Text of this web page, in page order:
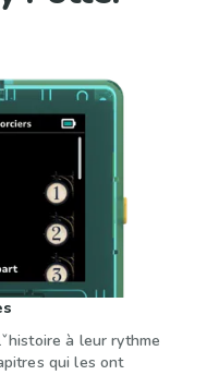
à leur rythme
qui les ont